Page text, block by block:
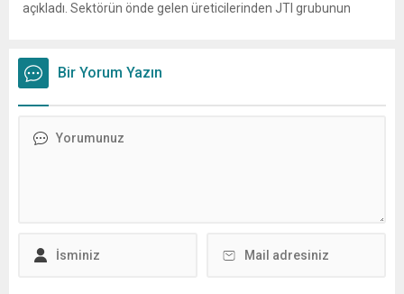
açıkladı. Sektörün önde gelen üreticilerinden JTI grubunun
Yardımlaşma...
Bir Yorum Yazın